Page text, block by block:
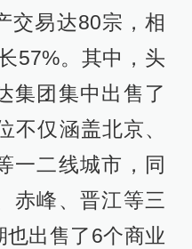
交易达80宗，相
57%。其中，头
集团集中出售了
不仅涵盖北京、
一二线城市，同
赤峰、晋江等三
也出售了6个商业